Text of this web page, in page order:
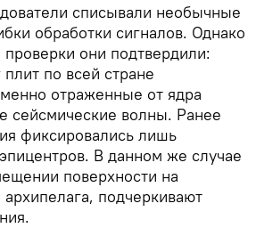
списывали необычные
обработки сигналов. Однако
они подтвердили:
по всей стране
отраженные от ядра
сейсмические волны. Ранее
фиксировались лишь
В данном же случае
поверхности на
подчеркивают